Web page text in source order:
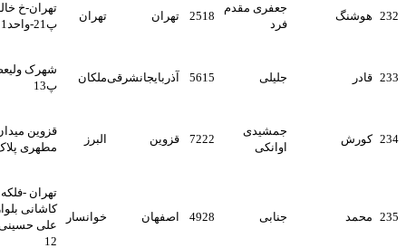
جعفری مقدم
فرد
2518 تهران تهران
تهران-خ خالد اسلامبولی-ک9-
جلیلی 5615 آذربایجانشرقیملکان
شهرک ولیعصر عج خ رودکی
پ13
اوانکی
7222 قزوین البرز
قزوین میدان جانبازان بلوار
مطهری پلاک 163
جنابی 4928 اصفهان خوانسار
تهران -فلکه صادقیه آیت الله
کاشانی بلوار فردوس خ شهید
علی حسینی کوچه هشتم پلاک